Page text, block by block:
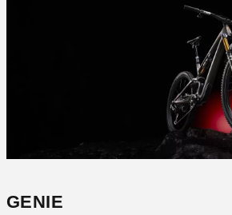
GENIE